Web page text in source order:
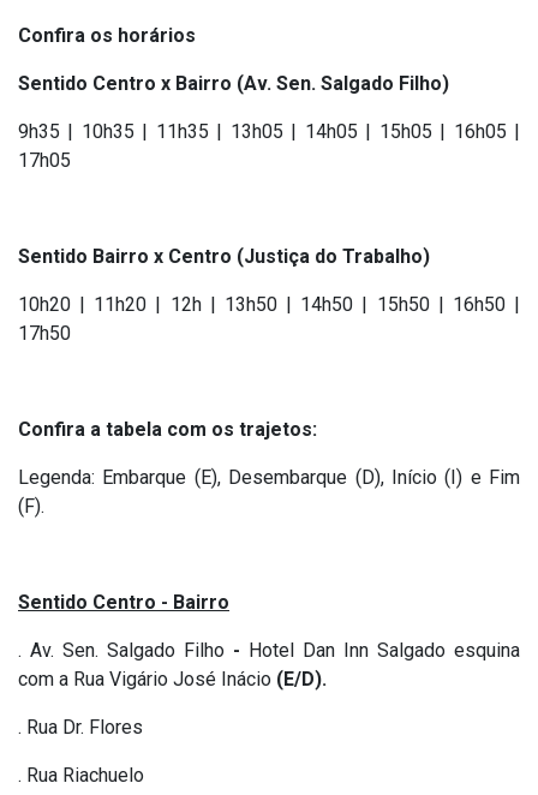
Confira os horários
Sentido Centro x Bairro (Av. Sen. Salgado Filho)
9h35 | 10h35 | 11h35 | 13h05 | 14h05 | 15h05 | 16h05 |
17h05
Sentido Bairro x Centro (Justiça do Trabalho)
10h20 | 11h20 | 12h | 13h50 | 14h50 | 15h50 | 16h50 |
17h50
Confira a tabela com os trajetos:
Legenda: Embarque (E), Desembarque (D), Início (I) e Fim
(F).
Sentido Centro - Bairro
. Av. Sen. Salgado Filho - Hotel Dan Inn Salgado esquina
com a Rua Vigário José Inácio (E/D).
. Rua Dr. Flores
. Rua Riachuelo